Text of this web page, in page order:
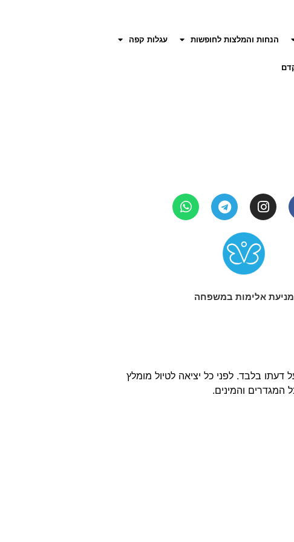
הנחות והמלצות לחופשות עגלות קפה
מניעת אלימות במשפחה
בלבד. לפני כל יציאה לטיול מומלץ
המגדרים והמינים.